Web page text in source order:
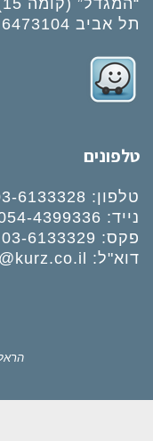
“המגדל” (קומה 15)
תל אביב 6473104
טלפונים
טלפון: 6133328
נייד: 4399336
פקס: 03-6133329
דוא"ל: